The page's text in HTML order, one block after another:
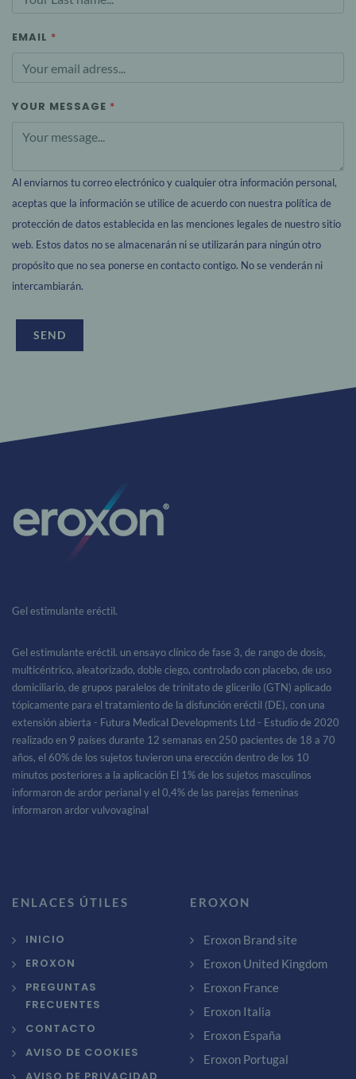
EMAIL
YOUR MESSAGE
Al enviarnos tu correo electrónico y cualquier otra información personal,
aceptas que la información se utilice de acuerdo con nuestra política de
protección de datos establecida en las menciones legales de nuestro sitio
web. Estos datos no se almacenarán ni se utilizarán para ningún otro
propósito que no sea ponerse en contacto contigo. No se venderán ni
intercambiarán.
SEND
Gel estimulante eréctil.
Gel estimulante eréctil. un ensayo clínico de fase 3, de rango de dosis,
multicéntrico, aleatorizado, doble ciego, controlado con placebo, de uso
domiciliario, de grupos paralelos de trinitato de glicerilo (GTN) aplicado
tópicamente para el tratamiento de la disfunción eréctil (DE), con una
extensión abierta - Futura Medical Developments Ltd - Estudio de 2020
realizado en 9 países durante 12 semanas en 250 pacientes de 18 a 70
años, el 60% de los sujetos tuvieron una erección dentro de los 10
minutos posteriores a la aplicación El 1% de los sujetos masculinos
informaron de ardor perianal y el 0,4% de las parejas femeninas
informaron ardor vulvovaginal
ENLACES ÚTILES
INICIO
EROXON
PREGUNTAS
FRECUENTES
CONTACTO
AVISO DE COOKIES
EROXON
Eroxon Brand site
Eroxon United Kingdom
Eroxon France
Eroxon Italia
Eroxon España
Eroxon Portugal